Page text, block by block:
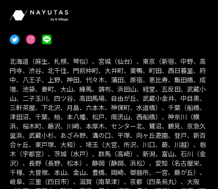
北海道（麻生、札幌、琴似）、宮城（仙台）、東京（新宿、中野、高
円寺、渋谷、北千住、門前仲町、大井町、巣鴨、町田、西日暮里、府
中、八王子、上野、神田、代々木、蒲田、原宿、恵比寿、飯田橋、成
増、池袋、要町、大山、練馬、調布、浜田山、経堂、五反田、武蔵小
山、二子玉川、四ツ谷、高田馬場、自由が丘、武蔵小金井、中目黒、
三軒茶屋、下北沢、月島、六本木、神保町、水道橋）、千葉（船橋、
津田沼、千葉、柏、本八幡、松戸、南流山、西船橋）、神奈川（横
浜、桜木町、藤沢、川崎、本厚木、センター北、鷺沼、鶴見、京急久
里浜、武蔵小杉、あざみ野、溝の口、平塚、向ヶ丘遊園、登戸、新百
合ヶ丘、東戸塚、大和）、埼玉（大宮、所沢、川口、蕨、川越）、栃
木（宇都宮）、茨城（水戸）、群馬（高崎）、新潟、富山、石川（金
沢）、長野（長野、松本）、静岡（静岡、浜松）、愛知（名古屋栄、
千種、大曽根、本山、金山、豊橋、岡崎、御器所、一宮、藤が丘）、
岐阜、三重（四日市）、滋賀（南草津）、京都（四条烏丸）、大阪